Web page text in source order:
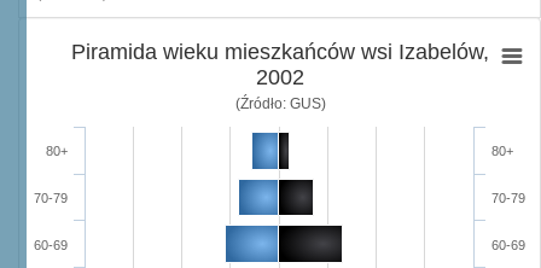
Piramida wieku mieszkańców wsi Izabelów,
2002
(Źródło: GUS)
60-69
70-79
80+
60-69
70-79
80+